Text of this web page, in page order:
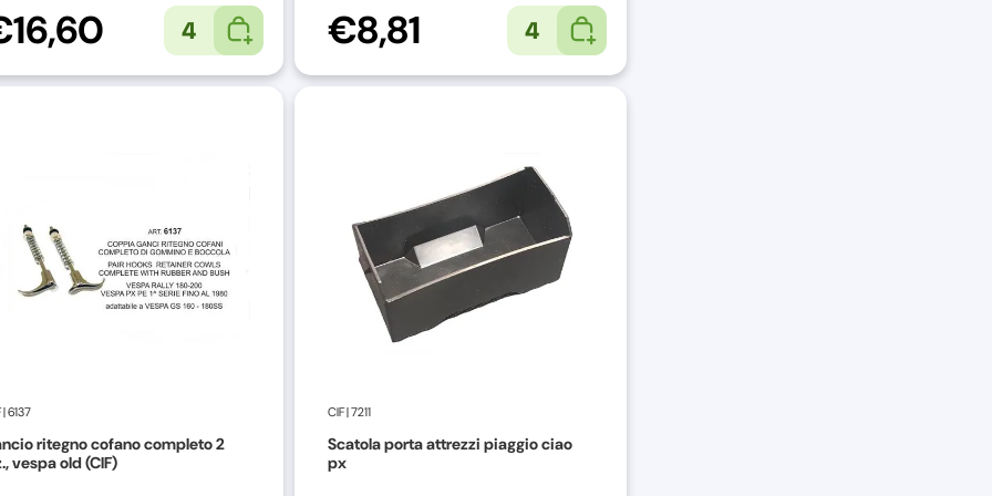
4 €8,81 4
|6137
ritegno cofano completo 2
vespa old (CIF)
CIF|7211
Scatola porta attrezzi piaggio ciao
px